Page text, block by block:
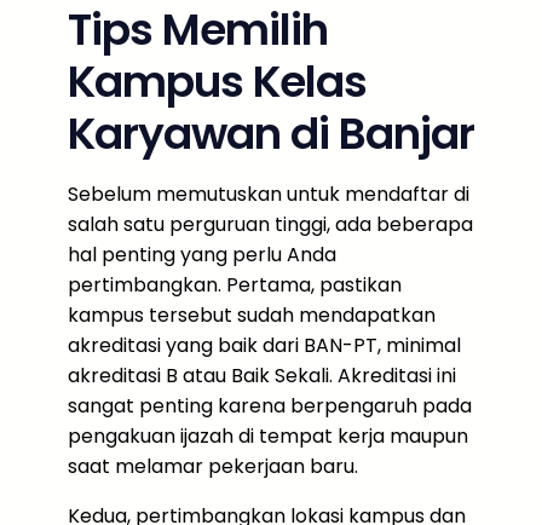
Tips Memilih
Kampus Kelas
Karyawan di Banjar
Sebelum memutuskan untuk mendaftar di
salah satu perguruan tinggi, ada beberapa
hal penting yang perlu Anda
pertimbangkan. Pertama, pastikan
kampus tersebut sudah mendapatkan
akreditasi yang baik dari BAN-PT, minimal
akreditasi B atau Baik Sekali. Akreditasi ini
sangat penting karena berpengaruh pada
pengakuan ijazah di tempat kerja maupun
saat melamar pekerjaan baru.
Kedua, pertimbangkan lokasi kampus dan